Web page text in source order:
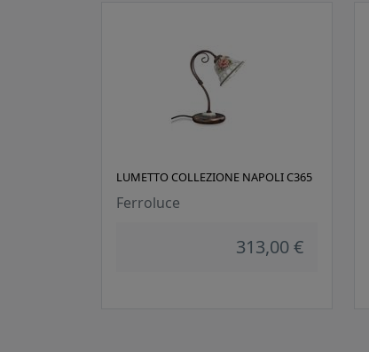
LUMETTO COLLEZIONE NAPOLI C365
Ferroluce
313,00 €